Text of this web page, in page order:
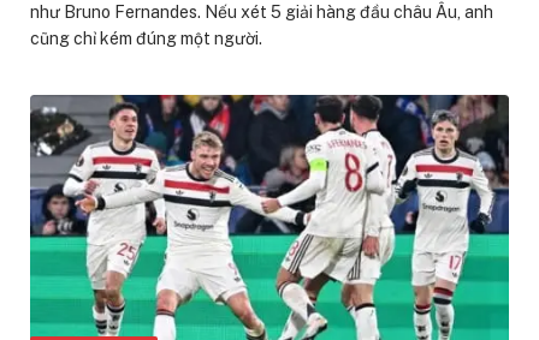
như Bruno Fernandes. Nếu xét 5 giải hàng đầu châu Âu, anh
cũng chỉ kém đúng một người.